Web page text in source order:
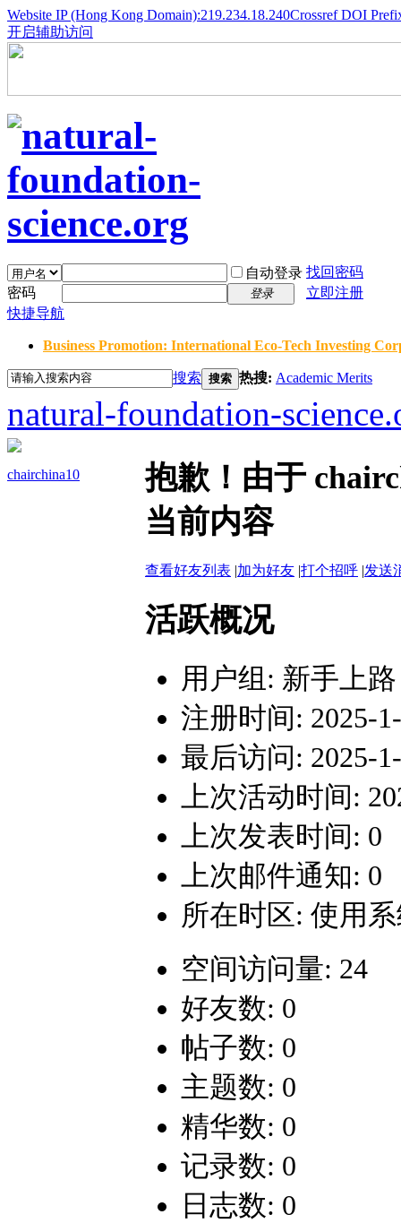
Website IP (Hong Kong Domain):219.234.18.240Crossref DOI
开启辅助访问
自动登录 找回密码
密码
登录
立即注册
快捷导航
Business Promotion: International Eco-Tech Investing
搜索 搜索 热搜: Academic Merits
natural-foundation-
chairchina10
抱歉！由于
当前内容
查看好友列表 |加为好友 |打个招呼 |发送
活跃概况
用户组: 新手上路
注册时间: 2025-
最后访问: 2025-
上次活动时间:
上次发表时间: 0
上次邮件通知: 0
所在时区: 使用
空间访问量: 24
好友数: 0
帖子数: 0
主题数: 0
精华数: 0
记录数: 0
日志数: 0